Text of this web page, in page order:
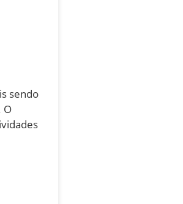
sendo
O